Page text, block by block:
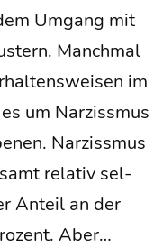
Umgang mit
Manch­mal
im
um Nar­ziss­mus
Nar­ziss­mus
rela­tiv sel­
Anteil an der
Aber…